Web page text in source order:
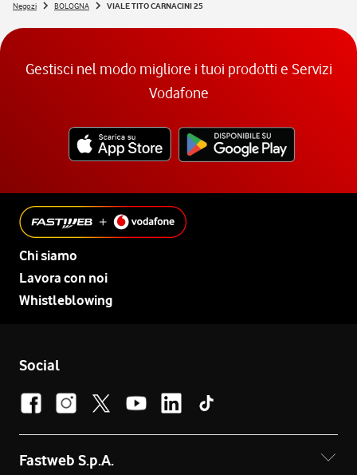
Negozi BOLOGNA VIALE TITO CARNACINI 25
Gestisci nel modo migliore i tuoi prodotti e Servizi
Vodafone
Chi siamo
Lavora con noi
Whistleblowing
Social
Fastweb S.p.A.